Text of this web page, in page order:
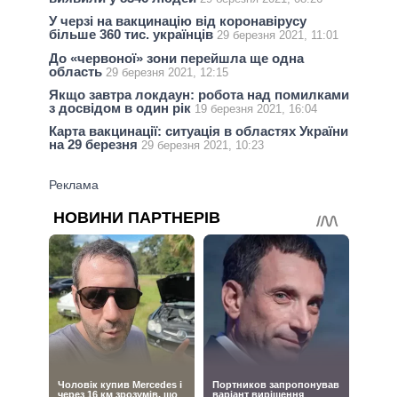
У черзі на вакцинацію від коронавірусу
більше 360 тис. українців 29 березня 2021, 11:01
До «червоної» зони перейшла ще одна
область 29 березня 2021, 12:15
Якщо завтра локдаун: робота над помилками
з досвідом в один рік 19 березня 2021, 16:04
Карта вакцинації: ситуація в областях України
на 29 березня 29 березня 2021, 10:23